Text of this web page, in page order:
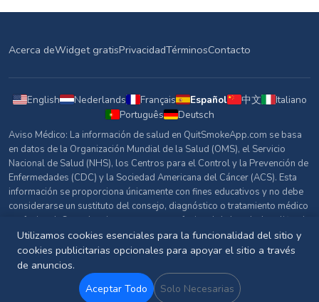
Acerca deWidget gratisPrivacidadTérminosContacto
English Nederlands Français Español 中文
Italiano
Português
Deutsch
Aviso Médico: La información de salud en QuitSmokeApp.com se basa
en datos de la Organización Mundial de la Salud (OMS), el Servicio
Nacional de Salud (NHS), los Centros para el Control y la Prevención de
Enfermedades (CDC) y la Sociedad Americana del Cáncer (ACS). Esta
información se proporciona únicamente con fines educativos y no debe
considerarse un sustituto del consejo, diagnóstico o tratamiento médico
profesional. Consulta siempre con un profesional de la salud cualificado
sobre cualquier pregunta relacionada con tu salud.
Fuentes y Referencias
© 2026 QuitSmokeApp.com. Todos los derechos reservados.
Utilizamos cookies esenciales para la funcionalidad del sitio y
cookies publicitarias opcionales para apoyar el sitio a través
de anuncios.
Aceptar Todo Solo Necesarias